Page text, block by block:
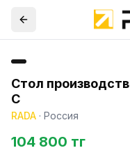
Стол
С
RADA · Россия
104 800 тг